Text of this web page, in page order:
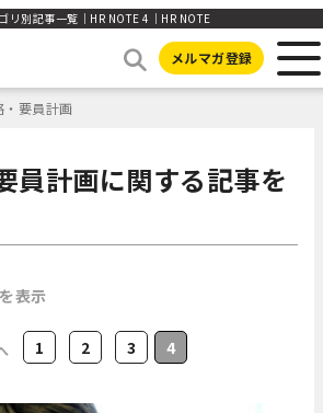
リ別記事一覧｜HR NOTE 4｜HR NOTE
メルマガ登録
要員計画
員計画に関する記事を
表示
1 2 3 4